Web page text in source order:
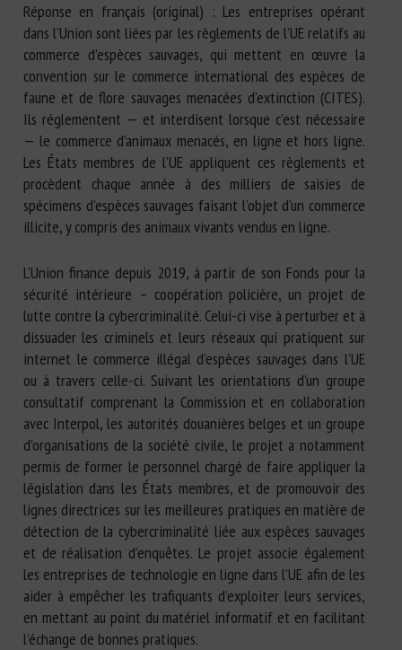
Réponse en français (original) : Les entreprises opérant
dans l’Union sont liées par les règlements de l’UE relatifs au
commerce d’espèces sauvages, qui mettent en œuvre la
convention sur le commerce international des espèces de
faune et de flore sauvages menacées d’extinction (CITES).
Ils réglementent — et interdisent lorsque c’est nécessaire
— le commerce d’animaux menacés, en ligne et hors ligne.
Les États membres de l’UE appliquent ces règlements et
procèdent chaque année à des milliers de saisies de
spécimens d’espèces sauvages faisant l’objet d’un commerce
illicite, y compris des animaux vivants vendus en ligne.
L’Union finance depuis 2019, à partir de son Fonds pour la
sécurité intérieure – coopération policière, un projet de
lutte contre la cybercriminalité. Celui-ci vise à perturber et à
dissuader les criminels et leurs réseaux qui pratiquent sur
internet le commerce illégal d’espèces sauvages dans l’UE
ou à travers celle-ci. Suivant les orientations d’un groupe
consultatif comprenant la Commission et en collaboration
avec Interpol, les autorités douanières belges et un groupe
d’organisations de la société civile, le projet a notamment
permis de former le personnel chargé de faire appliquer la
législation dans les États membres, et de promouvoir des
lignes directrices sur les meilleures pratiques en matière de
détection de la cybercriminalité liée aux espèces sauvages
et de réalisation d’enquêtes. Le projet associe également
les entreprises de technologie en ligne dans l’UE afin de les
aider à empêcher les trafiquants d’exploiter leurs services,
en mettant au point du matériel informatif et en facilitant
l’échange de bonnes pratiques.